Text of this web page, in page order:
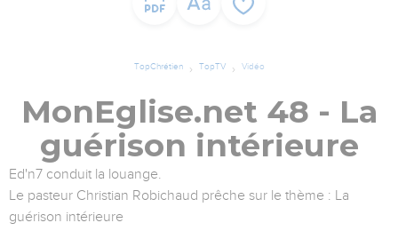
TopChrétien TopTV Vidéo
MonEglise.net 48 - La
guérison intérieure
Ed'n7 conduit la louange.
Le pasteur Christian Robichaud prêche sur le thème : La
guérison intérieure